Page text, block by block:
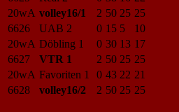
20wA volley16/1 2 50 25 25
6626
UAB 2 0 15 5
10
20wA Döbling 1 0 30 13 17
6627
VTR 1 2 50 25 25
20wA Favoriten 1 0 43 22 21
6628
volley16/2 2 50 25 25